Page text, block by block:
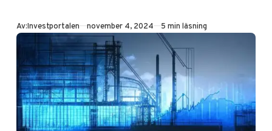
kronor, vilket är
minskning från…
Av:Investportalen Publicerad
november 4, 2024 5 min läsning